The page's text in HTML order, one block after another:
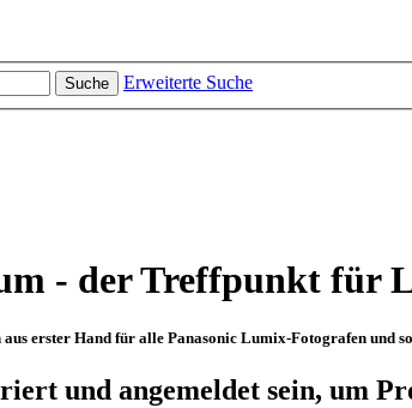
Suche Erweiterte Suche
- der Treffpunkt für
erster Hand für alle Panasonic Lumix-Fotografen und
und angemeldet sein, um